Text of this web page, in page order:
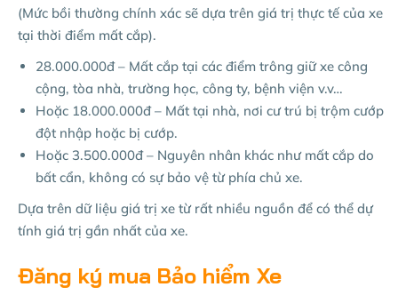
(Mức bồi thường chính xác sẽ dựa trên giá trị thực tế của xe
tại thời điểm mất cắp).
28.000.000đ – Mất cắp tại các điểm trông giữ xe công
cộng, tòa nhà, trường học, công ty, bệnh viện v.v…
Hoặc 18.000.000đ – Mất tại nhà, nơi cư trú bị trộm cướp
đột nhập hoặc bị cướp.
Hoặc 3.500.000đ – Nguyên nhân khác như mất cắp do
bất cẩn, không có sự bảo vệ từ phía chủ xe.
Dựa trên dữ liệu giá trị xe từ rất nhiều nguồn để có thể dự
tính giá trị gần nhất của xe.
Đăng ký mua Bảo hiểm Xe